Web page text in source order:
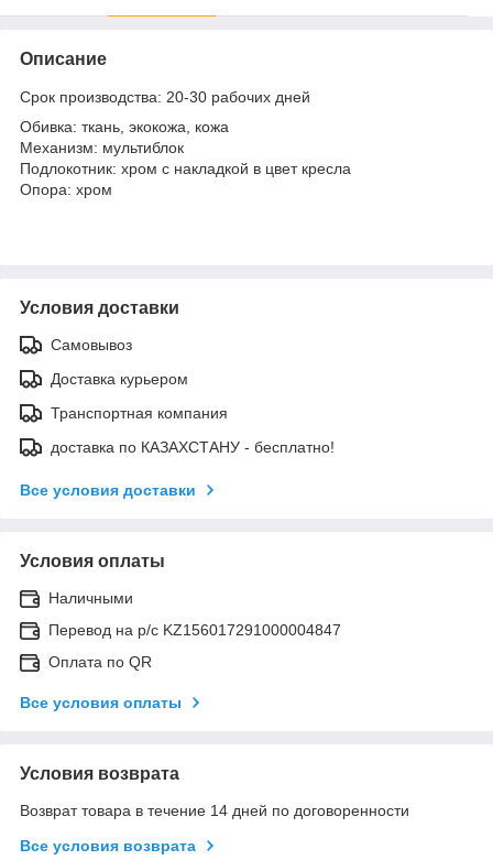
Описание
Cрок производства: 20-30 рабочих дней
Обивка: ткань, экокожа, кожа
Механизм: мультиблок
Подлокотник: хром с накладкой в цвет кресла
Опора: хром
Условия доставки
Самовывоз
Доставка курьером
Транспортная компания
доставка по КАЗАХСТАНУ - бесплатно!
Все условия доставки
Условия оплаты
Наличными
Перевод на р/с KZ156017291000004847
Оплата по QR
Все условия оплаты
Условия возврата
Возврат товара в течение 14 дней по договоренности
Все условия возврата